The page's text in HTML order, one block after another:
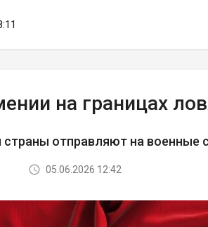
на границах
страны отправляют на военные
05.06.2026 12:42